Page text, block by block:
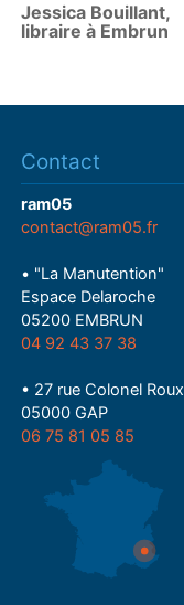
Jessica Bouillant,
libraire à Embrun
Contact
ram05
contact@ram05.fr
• "La Manutention"
Espace Delaroche
05200 EMBRUN
04 92 43 37 38
• 27 rue Colonel Roux
05000 GAP
06 75 81 05 85